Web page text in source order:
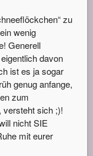
zu
wenig
Generell
davon
ist es ja sogar
genug anfange,
zum
versteht sich ;)!
nicht SIE
mit eurer